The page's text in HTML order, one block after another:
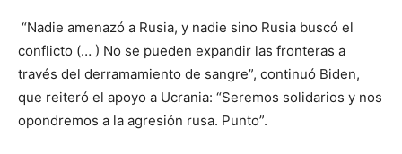
“Nadie amenazó a Rusia, y nadie sino Rusia buscó el
conflicto (… ) No se pueden expandir las fronteras a
través del derramamiento de sangre”, continuó Biden,
que reiteró el apoyo a Ucrania: “Seremos solidarios y nos
opondremos a la agresión rusa. Punto”.